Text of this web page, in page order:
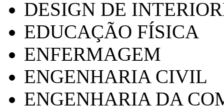
DESIGN DE
EDUCAÇÃO FÍSICA
ENFERMAGEM
ENGENHARIA CIVIL
ENGENHARIA DA